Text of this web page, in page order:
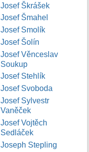
Josef Škrášek
Josef Šmahel
Josef Smolík
Josef Šolín
Josef Věnceslav
Soukup
Josef Stehlík
Josef Svoboda
Josef Sylvestr
Vaněček
Josef Vojtěch
Sedláček
Joseph Stepling